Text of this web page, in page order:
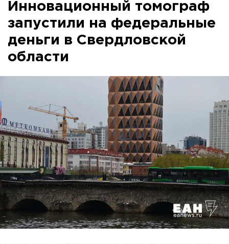
Инновационный томограф
запустили на федеральные
деньги в Свердловской
области